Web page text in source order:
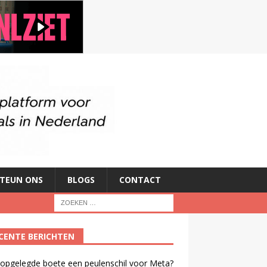
ONS BLOGS CONTACT
BERICHTEN
boete een peulenschil voor Meta?